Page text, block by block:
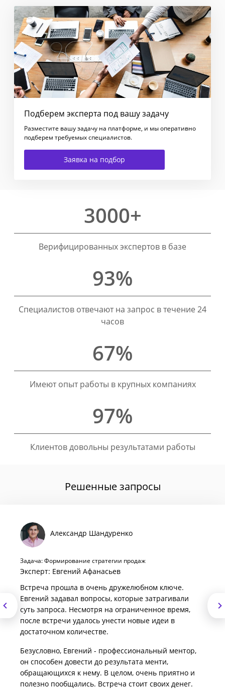
Подберем эксперта под вашу задачу
Разместите вашу задачу на платформе, и мы оперативно
подберем требуемых специалистов.
Заявка на подбор
3000+
Верифицированных экспертов в базе
93%
Специалистов отвечают на запрос в течение 24
часов
67%
Имеют опыт работы в крупных компаниях
97%
Клиентов довольны результатами работы
Решенные запросы
Александр Шандуренко
Задача: Формирование стратегии продаж
Эксперт: Евгений Афанасьев
Встреча прошла в очень дружелюбном ключе.
Евгений задавал вопросы, которые затрагивали
суть запроса. Несмотря на ограниченное время,
после встречи удалось унести новые идеи в
достаточном количестве.
Безусловно, Евгений - профессиональный ментор,
он способен довести до результата менти,
обращающихся к нему. В целом, очень приятно и
полезно пообщались. Встреча стоит своих денег.